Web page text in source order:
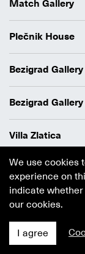
Match Gallery
Plečnik House
Bezigrad Gallery
Bezigrad Gallery
Villa Zlatica
Data protection
Authors
Cookie policy
We use cookies
experience on
indicate
our cookies.
I agree